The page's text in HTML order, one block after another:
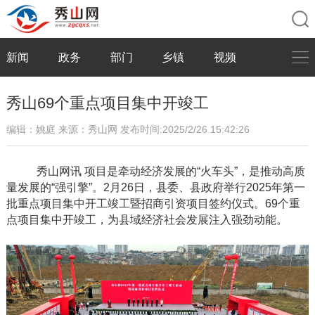
新闻 政务 部门 乡镇 视频
秀山69个重点项目集中开竣工
编辑：姚庭 来源：秀山网 发布时间:2025/2/26 15:42:26
秀山网讯 项目是牵动经济发展的“火车头”，是推动高质
量发展的“强引擎”。2月26日，县委、县政府举行2025年第一
批重点项目集中开工竣工暨招商引资项目签约仪式。69个重
点项目集中开竣工，为县域经济社会发展注入强劲动能。